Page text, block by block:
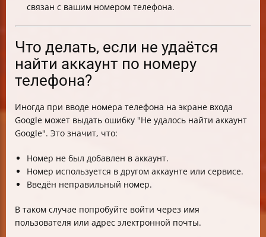
связан с вашим номером телефона.
Что делать, если не удаётся
найти аккаунт по номеру
телефона?
Иногда при вводе номера телефона на экране входа
Google может выдать ошибку "Не удалось найти аккаунт
Google". Это значит, что:
Номер не был добавлен в аккаунт.
Номер используется в другом аккаунте или сервисе.
Введён неправильный номер.
В таком случае попробуйте войти через имя
пользователя или адрес электронной почты.